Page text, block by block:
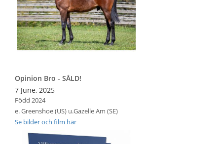
Opinion Bro - SÅLD!
7 June, 2025
Född 2024
e. Greenshoe (US) u.Gazelle Am (SE)
Se bilder och film här